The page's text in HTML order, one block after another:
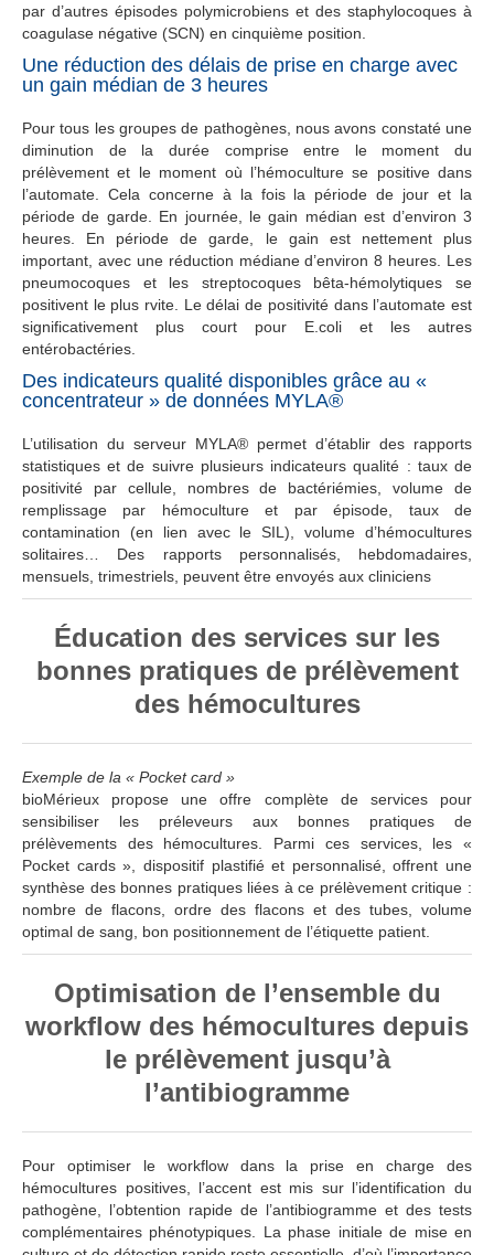
par d’autres épisodes polymicrobiens et des staphylocoques à
coagulase négative (SCN) en cinquième position.
Une réduction des délais de prise en charge avec
un gain médian de 3 heures
Pour tous les groupes de pathogènes, nous avons constaté une
diminution de la durée comprise entre le moment du
prélèvement et le moment où l’hémoculture se positive dans
l’automate. Cela concerne à la fois la période de jour et la
période de garde. En journée, le gain médian est d’environ 3
heures. En période de garde, le gain est nettement plus
important, avec une réduction médiane d’environ 8 heures. Les
pneumocoques et les streptocoques bêta-hémolytiques se
positivent le plus rvite. Le délai de positivité dans l’automate est
significativement plus court pour E.coli et les autres
entérobactéries.
Des indicateurs qualité disponibles grâce au «
concentrateur » de données MYLA®
L’utilisation du serveur MYLA® permet d’établir des rapports
statistiques et de suivre plusieurs indicateurs qualité : taux de
positivité par cellule, nombres de bactériémies, volume de
remplissage par hémoculture et par épisode, taux de
contamination (en lien avec le SIL), volume d’hémocultures
solitaires… Des rapports personnalisés, hebdomadaires,
mensuels, trimestriels, peuvent être envoyés aux cliniciens
Éducation des services sur les
bonnes pratiques de prélèvement
des hémocultures
Exemple de la « Pocket card »
bioMérieux propose une offre complète de services pour
sensibiliser les préleveurs aux bonnes pratiques de
prélèvements des hémocultures. Parmi ces services, les «
Pocket cards », dispositif plastifié et personnalisé, offrent une
synthèse des bonnes pratiques liées à ce prélèvement critique :
nombre de flacons, ordre des flacons et des tubes, volume
optimal de sang, bon positionnement de l’étiquette patient.
Optimisation de l’ensemble du
workflow des hémocultures depuis
le prélèvement jusqu’à
l’antibiogramme
Pour optimiser le workflow dans la prise en charge des
hémocultures positives, l’accent est mis sur l’identification du
pathogène, l’obtention rapide de l’antibiogramme et des tests
complémentaires phénotypiques. La phase initiale de mise en